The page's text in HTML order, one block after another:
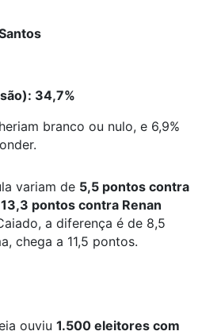
34,7%
branco ou nulo, e 6,9%
variam de 5,5 pontos contra
13,3 pontos contra Renan
a diferença é de 8,5
chega a 11,5 pontos.
ouviu 1.500 eleitores com